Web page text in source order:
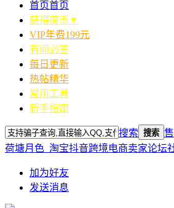
首页首页
获得荷币▼
VIP年费199元
有问必答
每日更新
热帖精华
常用工具
新手指南
搜索 搜索
荷塘月色_淘宝抖音跨境电商卖家论坛
加为好友
发送消息